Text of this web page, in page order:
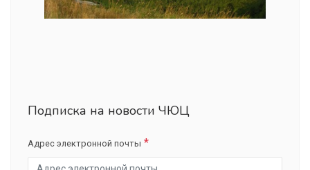
Подписка на новости ЧЮЦ
Адрес электронной почты